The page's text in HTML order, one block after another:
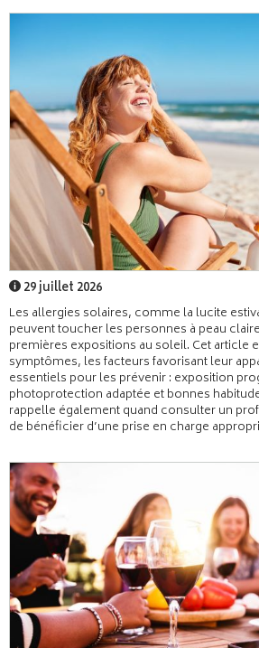
29 juillet 2026
Les allergies solaires, comme la lucite
peuvent toucher les personnes à peau
premières expositions au soleil. Cet article
symptômes, les facteurs favorisant leur
essentiels pour les prévenir : exposition
photoprotection adaptée et bonnes
rappelle également quand consulter un
de bénéficier d’une prise en charge